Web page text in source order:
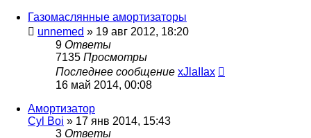
Газомаслянные амортизаторы
unnemed » 19 авг 2012, 18:20
9 Ответы
7135 Просмотры
Последнее сообщение xJlaIIax
16 май 2014, 00:08
Амортизатор
Cyl Boi » 17 янв 2014, 15:43
3 Ответы